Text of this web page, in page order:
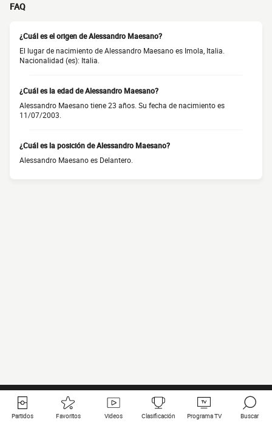
FAQ
¿Cuál es el origen de Alessandro Maesano?
El lugar de nacimiento de Alessandro Maesano es Imola, Italia.
Nacionalidad (es): Italia.
¿Cuál es la edad de Alessandro Maesano?
Alessandro Maesano tiene 23 años. Su fecha de nacimiento es
11/07/2003.
¿Cuál es la posición de Alessandro Maesano?
Alessandro Maesano es Delantero.
Partidos Favoritos Videos Clasificación Programa TV Buscar